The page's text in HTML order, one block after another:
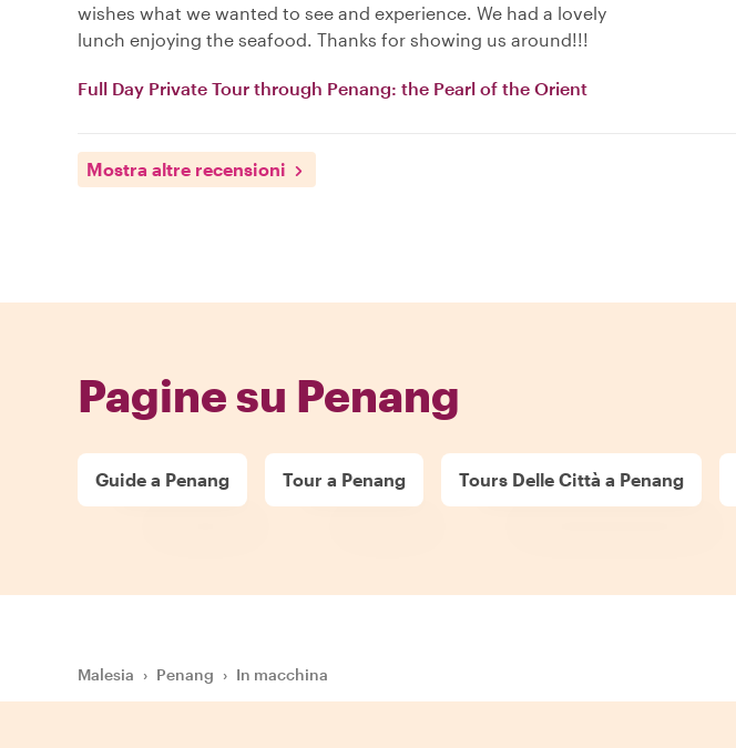
wishes what we wanted to see and experience. We had a lovely
lunch enjoying the seafood. Thanks for showing us around!!!
Full Day Private Tour through Penang: the Pearl of the Orient
Mostra altre recensioni
Pagine su Penang
Guide a Penang Tour a Penang Tours Delle Città a Penang
Malesia › Penang › In macchina